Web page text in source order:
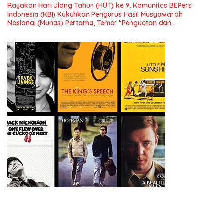
Rayakan Hari Ulang Tahun (HUT) ke 9, Komunitas BEPers
Indonesia (KBI) Kukuhkan Pengurus Hasil Musyawarah
Nasional (Munas) Pertama, Tema: “Penguatan dan
Indonesia dan Mancanegara”.